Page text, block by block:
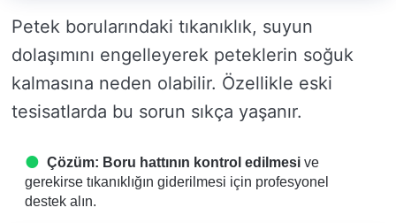
Petek borularındaki tıkanıklık, suyun
dolaşımını engelleyerek peteklerin soğuk
kalmasına neden olabilir. Özellikle eski
tesisatlarda bu sorun sıkça yaşanır.
Çözüm: Boru hattının kontrol edilmesi ve
gerekirse tıkanıklığın giderilmesi için profesyonel
destek alın.